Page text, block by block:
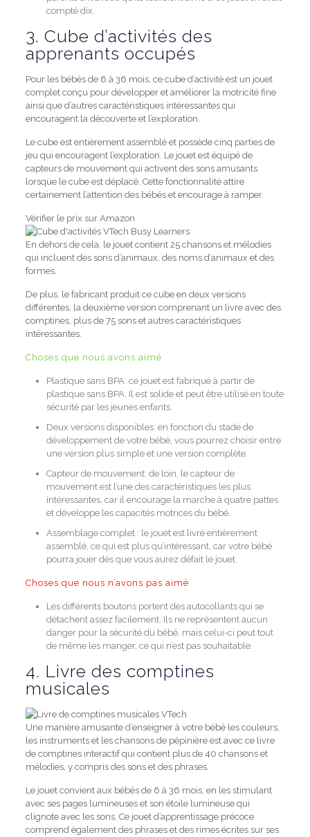
compté dix.
3. Cube d’activités des
apprenants occupés
Pour les bébés de 6 à 36 mois, ce cube d’activité est un jouet
complet conçu pour développer et améliorer la motricité fine
ainsi que d’autres caractéristiques intéressantes qui
encouragent la découverte et l’exploration.
Le cube est entièrement assemblé et possède cinq parties de
jeu qui encouragent l’exploration. Le jouet est équipé de
capteurs de mouvement qui activent des sons amusants
lorsque le cube est déplacé. Cette fonctionnalité attire
certainement l’attention des bébés et encourage à ramper.
Vérifier le prix sur Amazon
En dehors de cela, le jouet contient 25 chansons et mélodies
qui incluent des sons d’animaux, des noms d’animaux et des
formes.
De plus, le fabricant produit ce cube en deux versions
différentes, la deuxième version comprenant un livre avec des
comptines, plus de 75 sons et autres caractéristiques
intéressantes.
Choses que nous avons aimé
Plastique sans BPA: ce jouet est fabriqué à partir de
plastique sans BPA. Il est solide et peut être utilisé en toute
sécurité par les jeunes enfants.
Deux versions disponibles: en fonction du stade de
développement de votre bébé, vous pourrez choisir entre
une version plus simple et une version complète.
Capteur de mouvement: de loin, le capteur de
mouvement est l’une des caractéristiques les plus
intéressantes, car il encourage la marche à quatre pattes
et développe les capacités motrices du bébé.
Assemblagecomplet : le jouet est livré entièrement
assemblé, ce qui est plus qu’intéressant, car votre bébé
pourra jouer dès que vous aurez défait le jouet.
Choses que nous n’avons pas aimé
Les différents boutons portent des autocollants qui se
détachent assez facilement. Ils ne représentent aucun
danger pour la sécurité du bébé, mais celui-ci peut tout
de même les manger, ce qui n’est pas souhaitable.
4. Livre des comptines
musicales
Une manière amusante d’enseigner à votre bébé les couleurs,
les instruments et les chansons de pépinière est avec ce livre
de comptines interactif qui contient plus de 40 chansons et
mélodies, y compris des sons et des phrases.
Le jouet convient aux bébés de 6 à 36 mois, en les stimulant
avec ses pages lumineuses et son étoile lumineuse qui
clignote avec les sons. Ce jouet d’apprentissage précoce
comprend également des phrases et des rimes écrites sur ses